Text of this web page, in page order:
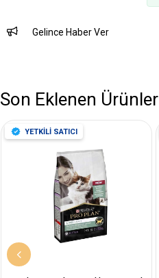
Gelince Haber Ver
Son Eklenen Ürünler
YETKİLİ SATICI